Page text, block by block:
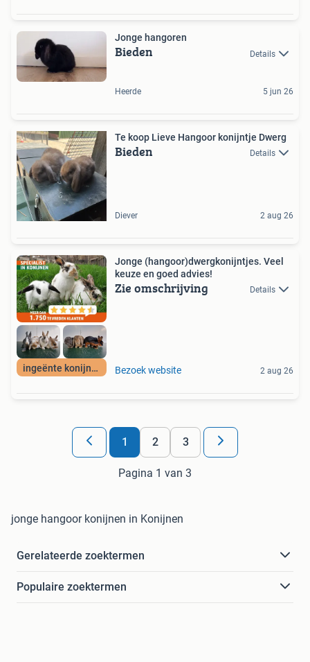
Jonge hangoren
Bieden Details
Heerde 5 jun 26
Te koop Lieve Hangoor konijntje Dwerg
Bieden Details
Diever 2 aug 26
ingeënte konijnen
Jonge (hangoor)dwergkonijntjes. Veel
keuze en goed advies!
Zie omschrijving Details
Bezoek website 2 aug 26
1 2 3
Pagina 1 van 3
jonge hangoor konijnen in Konijnen
Gerelateerde zoektermen
Populaire zoektermen